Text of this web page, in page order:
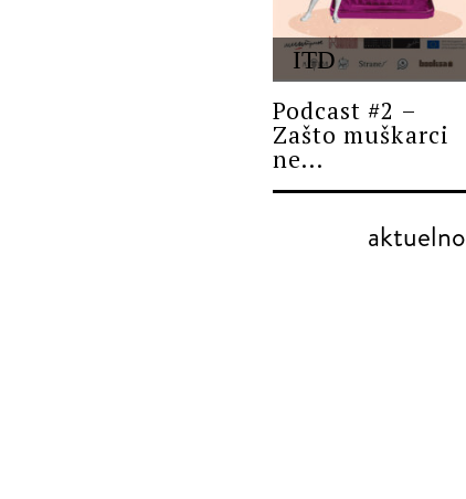
ITD
Podcast #2 –
Zašto muškarci
ne...
aktuelno